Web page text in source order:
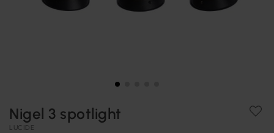
Nigel 3 spotlight
LUCIDE